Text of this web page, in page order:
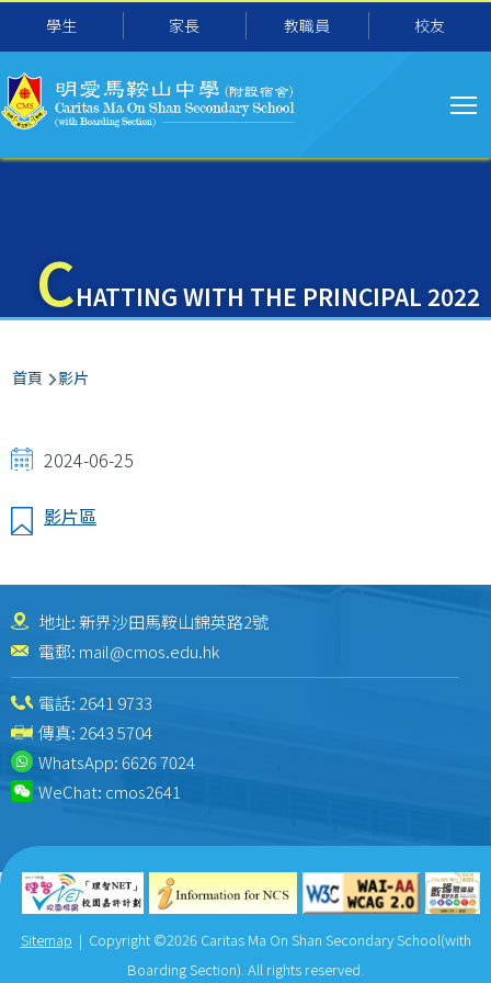
移至主內容
學生 家長 教職員 校友
导
航
CHATTING WITH THE PRINCIPAL 2022
導
航
結
首頁 影片
2024-06-25
影片區
地址: 新界沙田馬鞍山錦英路2號
電郵: mail@cmos.edu.hk
電話: 2641 9733
傳真: 2643 5704
WhatsApp:6626 7024
WeChat: cmos2641
Sitemap | Copyright ©2026 Caritas Ma On Shan Secondary School(with
Boarding Section). All rights reserved.